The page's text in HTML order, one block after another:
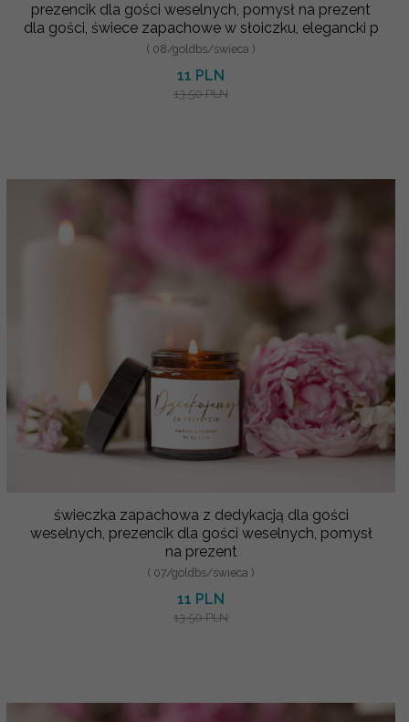
prezencik dla gości weselnych, pomysł na prezent
dla gości, świece zapachowe w słoiczku, elegancki p
( 08/goldbs/swieca )
11 PLN
13.50 PLN
świeczka zapachowa z dedykacją dla gości
weselnych, prezencik dla gości weselnych, pomysł
na prezent
( 07/goldbs/swieca )
11 PLN
13.50 PLN